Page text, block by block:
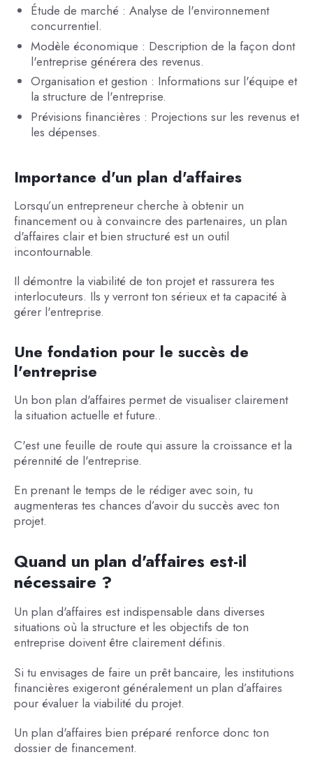
Étude de marché : Analyse de l'environnement
concurrentiel.
Modèle économique : Description de la façon dont
l'entreprise générera des revenus.
Organisation et gestion : Informations sur l'équipe et
la structure de l'entreprise.
Prévisions financières : Projections sur les revenus et
les dépenses.
Importance d'un plan d'affaires
Lorsqu’un entrepreneur cherche à obtenir un
financement ou à convaincre des partenaires, un plan
d'affaires clair et bien structuré est un outil
incontournable.
Il démontre la viabilité de ton projet et rassurera tes
interlocuteurs. Ils y verront ton sérieux et ta capacité à
gérer l'entreprise.
Une fondation pour le succès de
l'entreprise
Un bon plan d'affaires permet de visualiser clairement
la situation actuelle et future..
C'est une feuille de route qui assure la croissance et la
pérennité de l'entreprise.
En prenant le temps de le rédiger avec soin, tu
augmenteras tes chances d’avoir du succès avec ton
projet.
Quand un plan d'affaires est-il
nécessaire ?
Un plan d'affaires est indispensable dans diverses
situations où la structure et les objectifs de ton
entreprise doivent être clairement définis.
Si tu envisages de faire un prêt bancaire, les institutions
financières exigeront généralement un plan d’affaires
pour évaluer la viabilité du projet.
Un plan d'affaires bien préparé renforce donc ton
dossier de financement.